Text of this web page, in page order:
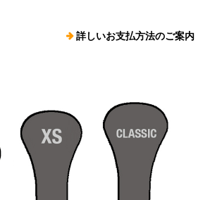
詳しいお支払方法のご案内